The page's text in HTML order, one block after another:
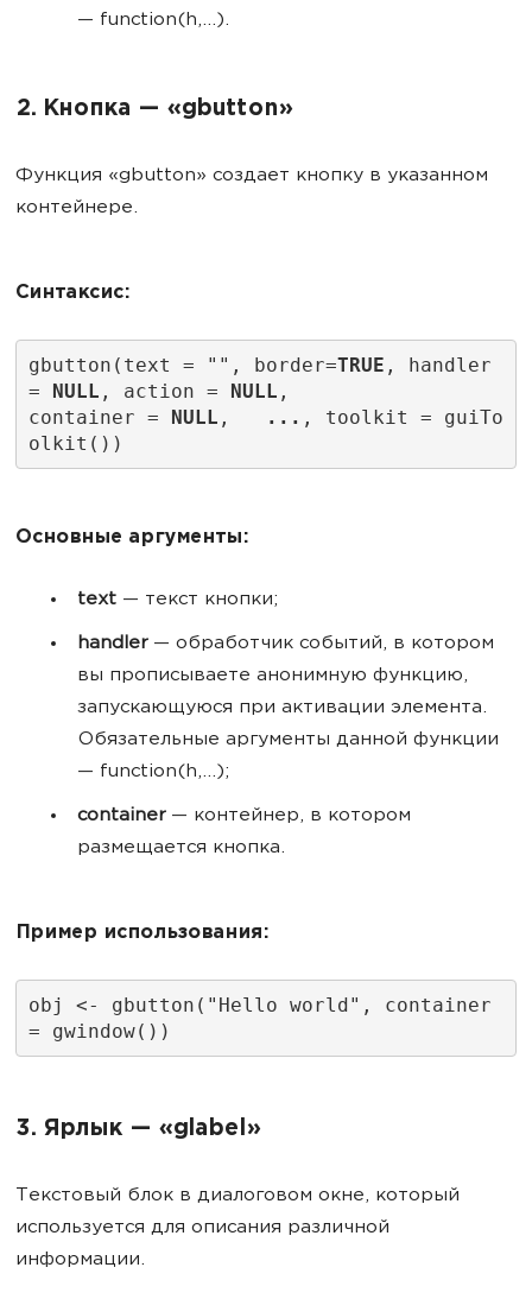
— function(h,...).
2. Кнопка — «gbutton»
Функция «gbutton» создает кнопку в указанном
контейнере.
Синтаксис:
gbutton(text = "", border=TRUE , handler
=
NULL , action = NULL ,
container =
NULL , ... , toolkit = guiTo
olkit())
Основные аргументы:
text — текст кнопки;
handler— обработчик событий, в котором
вы прописываете анонимную функцию,
запускающуюся при активации элемента.
Обязательные аргументы данной функции
— function(h,...);
container— контейнер, в котором
размещается кнопка.
Пример использования:
obj <- gbutton("Hello world", container
= gwindow())
3. Ярлык — «glabel»
Текстовый блок в диалоговом окне, который
используется для описания различной
информации.